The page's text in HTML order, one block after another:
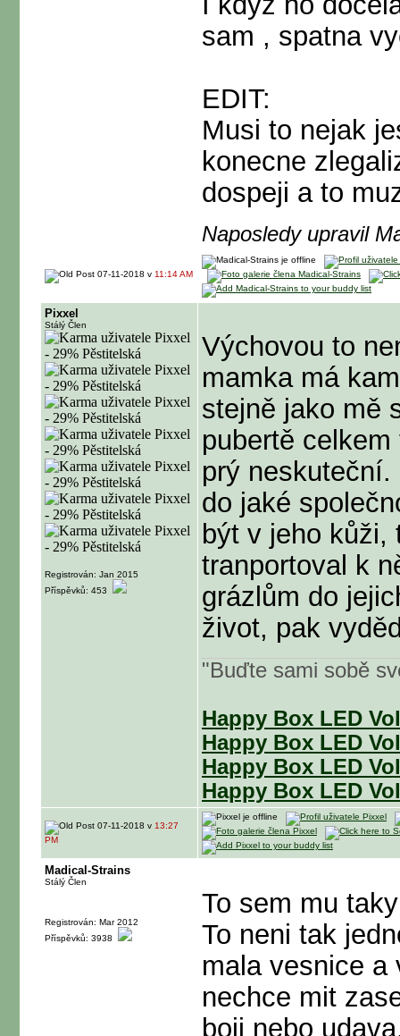
sam , spatna
EDIT:
Musi to nejak
konecne
dospeji a to
Naposledy upravil
07-11-2018 v 11:14 AM
Pixxel
Stálý Člen
Registrován: Jan 2015
Příspěvků: 453
Výchovou to
mamka má
stejně jako mě
pubertě
prý
do jaké
být v jeho kůži,
tranportoval k
grázlům do
život, pak
"Buďte sami sobě
Happy Box LED
Happy Box LED
Happy Box LED
Happy Box LED
07-11-2018 v 13:27
PM
Madical-Strains
Stálý Člen
Registrován: Mar 2012
Příspěvků: 3938
To sem mu
To neni tak
mala vesnice a
nechce mit
boji nebo